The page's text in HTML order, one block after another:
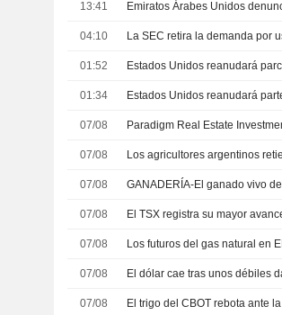
13:41
04:10
01:52
01:34
07/08
07/08
07/08
07/08
07/08
07/08
07/08